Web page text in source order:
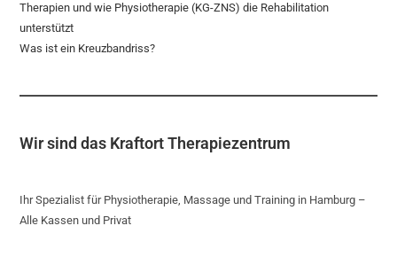
Therapien und wie Physiotherapie (KG-ZNS) die Rehabilitation
unterstützt
Was ist ein Kreuzbandriss?
Wir sind das Kraftort Therapiezentrum
Ihr Spezialist für Physiotherapie, Massage und Training in Hamburg –
Alle Kassen und Privat